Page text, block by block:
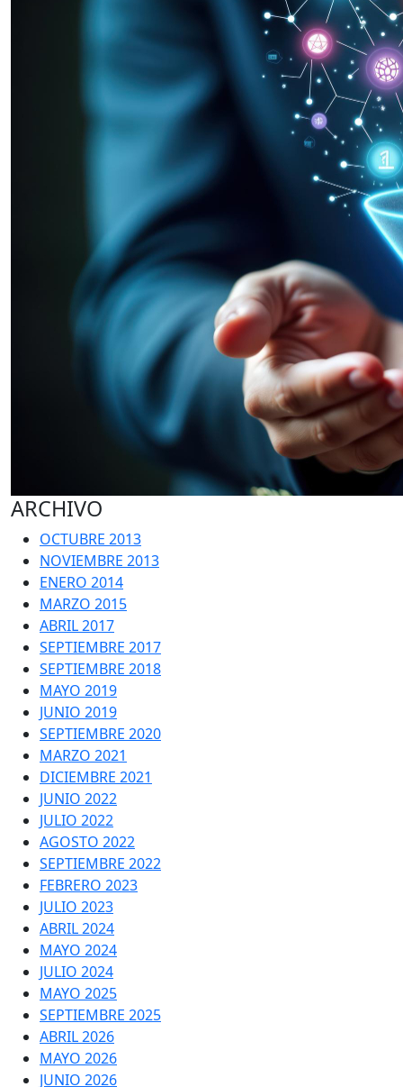
ARCHIVO
OCTUBRE 2013
NOVIEMBRE 2013
ENERO 2014
MARZO 2015
ABRIL 2017
SEPTIEMBRE 2017
SEPTIEMBRE 2018
MAYO 2019
JUNIO 2019
SEPTIEMBRE 2020
MARZO 2021
DICIEMBRE 2021
JUNIO 2022
JULIO 2022
AGOSTO 2022
SEPTIEMBRE 2022
FEBRERO 2023
JULIO 2023
ABRIL 2024
MAYO 2024
JULIO 2024
MAYO 2025
SEPTIEMBRE 2025
ABRIL 2026
MAYO 2026
JUNIO 2026